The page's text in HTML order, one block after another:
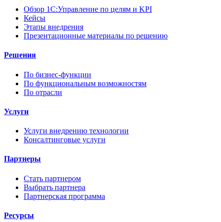
Обзор 1С:Управление по целям и KPI
Кейсы
Этапы внедрения
Презентационные материалы по решению
Решения
По бизнес-функции
По функциональным возможностям
По отрасли
Услуги
Услуги внедрению технологии
Консалтинговые услуги
Партнеры
Стать партнером
Выбрать партнера
Партнерская программа
Ресурсы